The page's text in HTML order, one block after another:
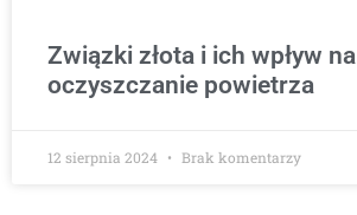
Związki złota i ich wpływ na
oczyszczanie powietrza
12 sierpnia 2024 Brak komentarzy